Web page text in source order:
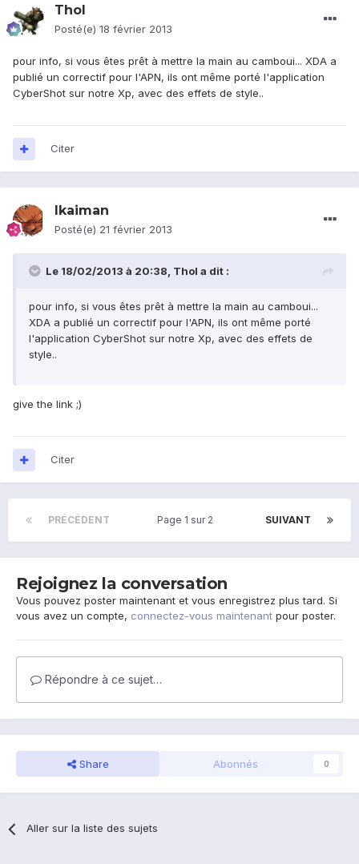
Thol
Posté(e) 18 février 2013
pour info, si vous êtes prêt à mettre la main au camboui... XDA a
publié un correctif pour l'APN, ils ont même porté l'application
CyberShot sur notre Xp, avec des effets de style..
Citer
lkaiman
Posté(e) 21 février 2013
Le 18/02/2013 à 20:38, Thol a dit :
pour info, si vous êtes prêt à mettre la main au camboui...
XDA a publié un correctif pour l'APN, ils ont même porté
l'application CyberShot sur notre Xp, avec des effets de
style..
give the link ;)
Citer
PRÉCÉDENT SUIVANT
Page 1 sur 2
Rejoignez la conversation
Vous pouvez poster maintenant et vous enregistrez plus tard. Si
vous avez un compte, connectez-vous maintenant pour poster.
Répondre à ce sujet…
Share Abonnés 0
Aller sur la liste des sujets